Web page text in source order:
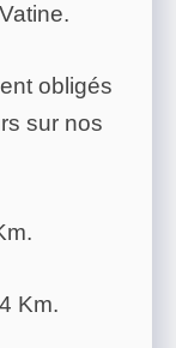
obligés
sur nos
Km.